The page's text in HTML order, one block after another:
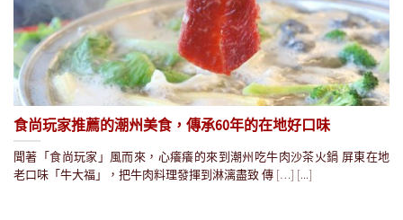
食尚玩家推薦的潮州美食，傳承60年的在地好口味
聞著「食尚玩家」風而來，心癢癢的來到潮州吃牛肉沙茶火鍋 屏東在地
老口味「牛大福」，把牛肉料理發揮到淋漓盡致 傳 […] [...]